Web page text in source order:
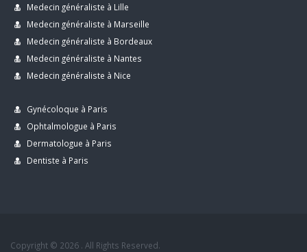
Medecin généraliste à Lille
Medecin généraliste à Marseille
Medecin généraliste à Bordeaux
Medecin généraliste à Nantes
Medecin généraliste à Nice
Gynécoloque à Paris
Ophtalmologue à Paris
Dermatologue à Paris
Dentiste à Paris
Copyright © 2026 . All Rights Reserved.